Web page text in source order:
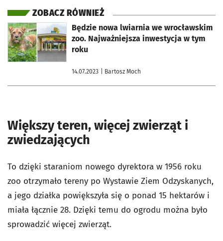
ZOBACZ RÓWNIEŻ
Będzie nowa lwiarnia we wrocławskim
zoo. Najważniejsza inwestycja w tym
roku
14.07.2023 | Bartosz Moch
otworzy się w nowej karcie
Większy teren, więcej zwierząt i
zwiedzających
To dzięki staraniom nowego dyrektora w 1956 roku
zoo otrzymało tereny po Wystawie Ziem Odzyskanych,
a jego działka powiększyła się o ponad 15 hektarów i
miała łącznie 28. Dzięki temu do ogrodu można było
sprowadzić więcej zwierząt.